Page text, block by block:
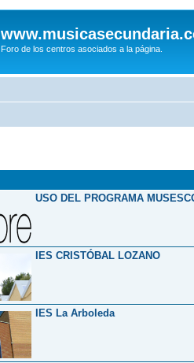
Foro de los centros asociados a la página.
USO DEL PROGRAMA
IES CRISTÓBAL LOZANO
IES La Arboleda